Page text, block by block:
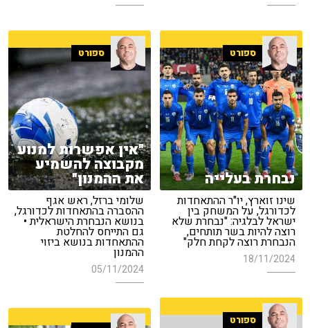
ספורט
נבחרת בעלייה
שינו זוארץ, יו"ר ההתאחדות
לכדורגל, על המשחק בין
ישראל לבלגיה: "נבחרת שלא
רוצה להיות בשר תותחים,
הנבחרת רוצה לקחת חלק"
18/11/2024
ספורט
"אין אפשרות למנוע
מקבוצה להשמיע
את ההמנון"
שלומי ברזל, ראש אגף
ההסברה בהתאחדות לכדורגל,
בנושא הנבחרת הישראלית •
גם התייחס להחלטת
ההתאחדות בנושא ביזוי
ההמנון
05/11/2024
ספורט